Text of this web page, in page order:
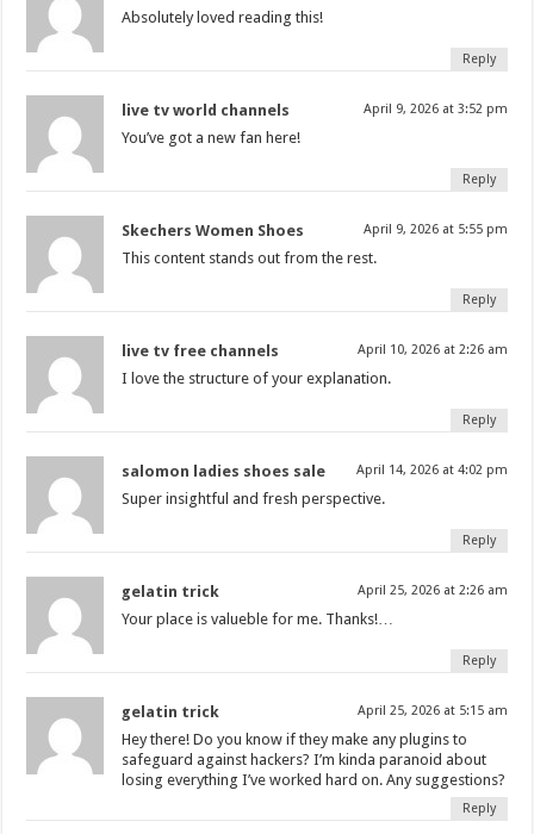
Absolutely loved reading this!
Reply
live tv world channels April 9, 2026 at 3:52 pm
You’ve got a new fan here!
Reply
Skechers Women Shoes April 9, 2026 at 5:55 pm
This content stands out from the rest.
Reply
live tv free channels April 10, 2026 at 2:26 am
I love the structure of your explanation.
Reply
salomon ladies shoes sale April 14, 2026 at 4:02 pm
Super insightful and fresh perspective.
Reply
gelatin trick April 25, 2026 at 2:26 am
Your place is valueble for me. Thanks!…
Reply
gelatin trick April 25, 2026 at 5:15 am
Hey there! Do you know if they make any plugins to
safeguard against hackers? I’m kinda paranoid about
losing everything I’ve worked hard on. Any suggestions?
Reply